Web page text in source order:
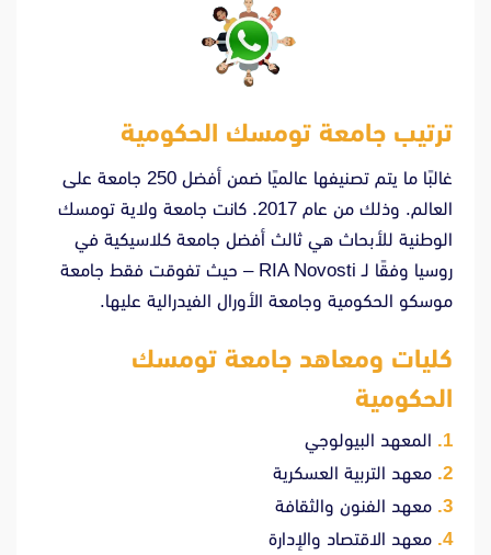
ترتيب جامعة تومسك الحكومية
غالبًا ما يتم تصنيفها عالميًا ضمن أفضل 250 جامعة على
العالم. وذلك من عام 2017. كانت جامعة ولاية تومسك
الوطنية للأبحاث هي ثالث أفضل جامعة كلاسيكية في
روسيا وفقًا لـ RIA Novosti – حيث تفوقت فقط جامعة
موسكو الحكومية وجامعة الأورال الفيدرالية عليها.
كليات ومعاهد جامعة تومسك
الحكومية
المعهد البيولوجي
معهد التربية العسكرية
معهد الفنون والثقافة
معهد الاقتصاد والإدارة